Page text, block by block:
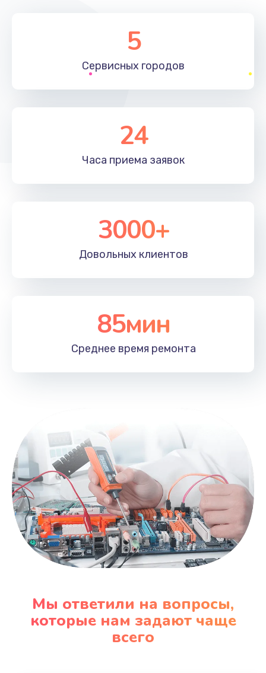
5
Сервисных городов
24
Часа приема заявок
3000+
Довольных клиентов
85мин
Среднее время ремонта
Мы ответили на вопросы,
которые нам задают чаще
всего